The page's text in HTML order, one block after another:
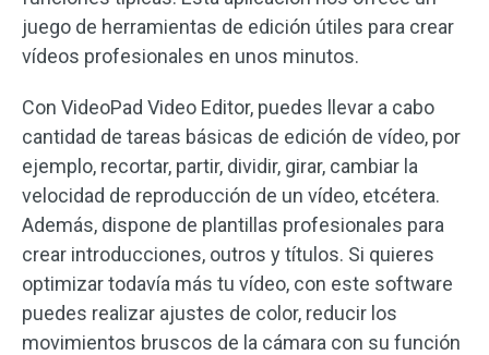
juego de herramientas de edición útiles para crear
vídeos profesionales en unos minutos.
Con VideoPad Video Editor, puedes llevar a cabo
cantidad de tareas básicas de edición de vídeo, por
ejemplo, recortar, partir, dividir, girar, cambiar la
velocidad de reproducción de un vídeo, etcétera.
Además, dispone de plantillas profesionales para
crear introducciones, outros y títulos. Si quieres
optimizar todavía más tu vídeo, con este software
puedes realizar ajustes de color, reducir los
movimientos bruscos de la cámara con su función